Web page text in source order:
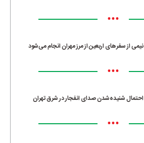
•••
نیمی از سفرهای اربعین از مرز مهران انجام می‌شود
•••
احتمال شنیده‌شدن صدای انفجار در شرق تهران
•••